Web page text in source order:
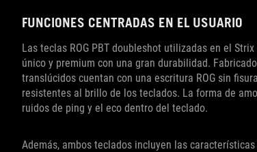
FUNCIONES CENTRADAS EN EL USUARIO
Las teclas ROG PBT doubleshot utilizadas en el
único y premium con una gran durabilidad.
translúcidos cuentan con una escritura ROG sin
resistentes al brillo de los teclados. La forma de
ruidos de ping y el eco dentro del teclado.
Además, ambos teclados incluyen las